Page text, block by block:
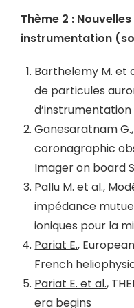
Thème 2 :
instrumentation
Barthelemy M. et
de particules
Ganesaratnam G.
coronagraphic
Imager on board
Pallu M. et al.,
impédance
ioniques pour la
Pariat E.,
French
Pariat E. et al.,
era begins